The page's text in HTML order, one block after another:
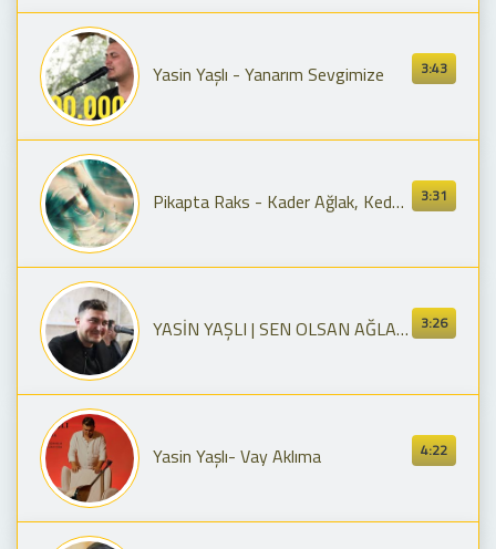
3:43
Yasin Yaşlı - Yanarım Sevgimize
3:31
Pikapta Raks - Kader Ağlak, Keder Tutsak
3:26
YASİN YAŞLI | SEN OLSAN AĞLAMAN MI | KUTLUDÜĞÜN KÖY MUHABBETİ | 4K 2024 #record
4:22
Yasin Yaşlı- Vay Aklıma